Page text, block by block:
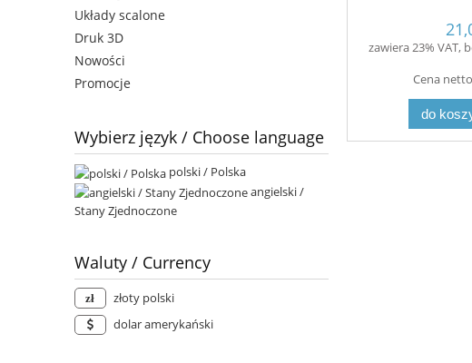
Układy scalone
Druk 3D
Nowości
Promocje
Wybierz język / Choose language
polski / Polska
angielski /
Stany Zjednoczone
Waluty / Currency
złoty polski
dolar amerykański
zawiera 23% VAT,
Cena
do